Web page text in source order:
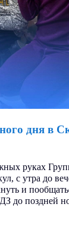
дня в
руках
с утра до
и
до поздней